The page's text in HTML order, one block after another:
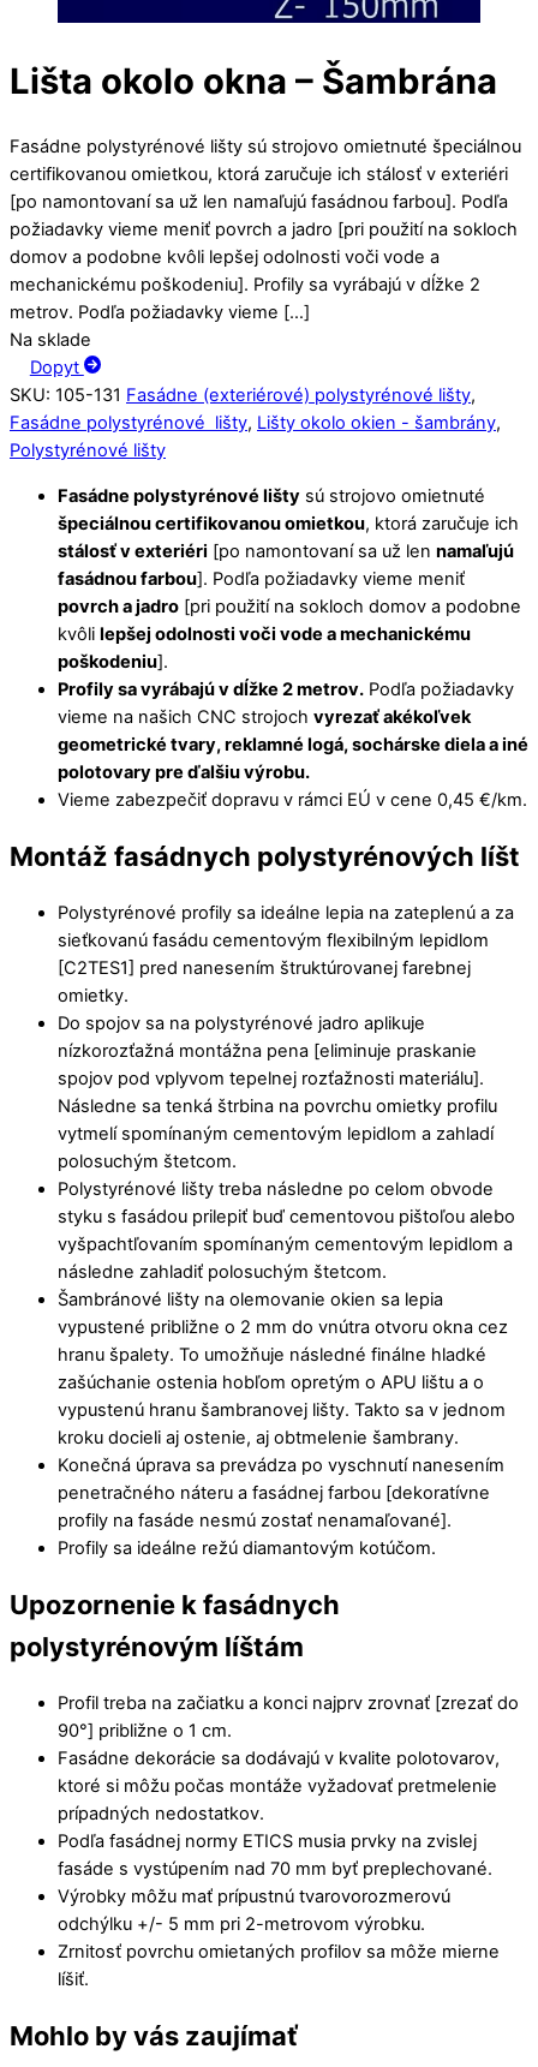
Lišta okolo okna – Šambrána
Fasádne polystyrénové lišty sú strojovo omietnuté špeciálnou
certifikovanou omietkou, ktorá zaručuje ich stálosť v exteriéri
[po namontovaní sa už len namaľujú fasádnou farbou]. Podľa
požiadavky vieme meniť povrch a jadro [pri použití na sokloch
domov a podobne kvôli lepšej odolnosti voči vode a
mechanickému poškodeniu]. Profily sa vyrábajú v dĺžke 2
metrov. Podľa požiadavky vieme […]
Na sklade
Dopyt
SKU: 105-131 Fasádne (exteriérové) polystyrénové lišty,
Fasádne polystyrénové lišty, Lišty okolo okien - šambrány,
Polystyrénové lišty
Fasádne polystyrénové lišty sú strojovo omietnuté
špeciálnou certifikovanou omietkou, ktorá zaručuje ich
stálosť v exteriéri [po namontovaní sa už len namaľujú
fasádnou farbou]. Podľa požiadavky vieme meniť
povrch a jadro [pri použití na sokloch domov a podobne
kvôli lepšej odolnosti voči vode a mechanickému
poškodeniu].
Profily sa vyrábajú v dĺžke 2 metrov. Podľa požiadavky
vieme na našich CNC strojoch vyrezať akékoľvek
geometrické tvary, reklamné logá, sochárske diela a iné
polotovary pre ďalšiu výrobu.
Vieme zabezpečiť dopravu v rámci EÚ v cene 0,45 €/km.
Montáž fasádnych polystyrénových líšt
Polystyrénové profily sa ideálne lepia na zateplenú a za
sieťkovanú fasádu cementovým flexibilným lepidlom
[C2TES1] pred nanesením štruktúrovanej farebnej
omietky.
Do spojov sa na polystyrénové jadro aplikuje
nízkorozťažná montážna pena [eliminuje praskanie
spojov pod vplyvom tepelnej rozťažnosti materiálu].
Následne sa tenká štrbina na povrchu omietky profilu
vytmelí spomínaným cementovým lepidlom a zahladí
polosuchým štetcom.
Polystyrénové lišty treba následne po celom obvode
styku s fasádou prilepiť buď cementovou pištoľou alebo
vyšpachtľovaním spomínaným cementovým lepidlom a
následne zahladiť polosuchým štetcom.
Šambránové lišty na olemovanie okien sa lepia
vypustené približne o 2 mm do vnútra otvoru okna cez
hranu špalety. To umožňuje následné finálne hladké
zašúchanie ostenia hobľom opretým o APU lištu a o
vypustenú hranu šambranovej lišty. Takto sa v jednom
kroku docieli aj ostenie, aj obtmelenie šambrany.
Konečná úprava sa prevádza po vyschnutí nanesením
penetračného náteru a fasádnej farbou [dekoratívne
profily na fasáde nesmú zostať nenamaľované].
Profily sa ideálne režú diamantovým kotúčom.
Upozornenie k fasádnych
polystyrénovým líštám
Profil treba na začiatku a konci najprv zrovnať [zrezať do
90°] približne o 1 cm.
Fasádne dekorácie sa dodávajú v kvalite polotovarov,
ktoré si môžu počas montáže vyžadovať pretmelenie
prípadných nedostatkov.
Podľa fasádnej normy ETICS musia prvky na zvislej
fasáde s vystúpením nad 70 mm byť preplechované.
Výrobky môžu mať prípustnú tvarovorozmerovú
odchýlku +/- 5 mm pri 2-metrovom výrobku.
Zrnitosť povrchu omietaných profilov sa môže mierne
líšiť.
Mohlo by vás zaujímať